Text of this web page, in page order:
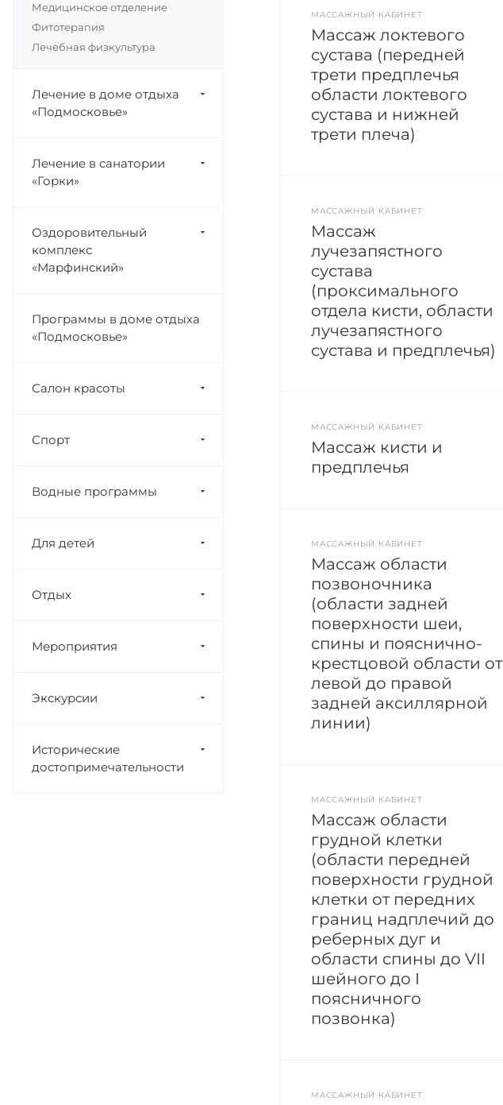
Медицинское отделение
Фитотерапия
Лечебная физкультура
Лечение в доме отдыха
«Подмосковье»
Лечение в санатории
«Горки»
Оздоровительный
комплекс
«Марфинский»
Программы в доме отдыха
«Подмосковье»
Салон красоты
Спорт
Водные программы
Для детей
Отдых
Мероприятия
Экскурсии
Исторические
достопримечательности
МАССАЖНЫЙ КАБИНЕТ
Массаж локтевого
сустава (передней
трети предплечья
области локтевого
сустава и нижней
трети плеча)
МАССАЖНЫЙ КАБИНЕТ
Массаж
лучезапястного
сустава
(проксимального
отдела кисти, области
лучезапястного
сустава и предплечья)
МАССАЖНЫЙ КАБИНЕТ
Массаж кисти и
предплечья
МАССАЖНЫЙ КАБИНЕТ
Массаж области
позвоночника
(области задней
поверхности шеи,
спины и пояснично-
крестцовой области от
левой до правой
задней аксиллярной
линии)
МАССАЖНЫЙ КАБИНЕТ
Массаж области
грудной клетки
(области передней
поверхности грудной
клетки от передних
границ надплечий до
реберных дуг и
области спины до VII
шейного до I
поясничного
позвонка)
МАССАЖНЫЙ КАБИНЕТ